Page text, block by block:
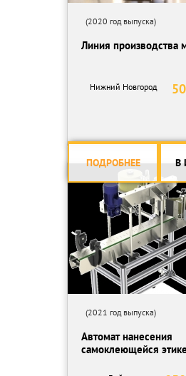
(2020 год выпуска)
Линия производства
Нижний Новгород
ПОДРОБНЕЕ В
(2021 год выпуска)
Автомат нанесения
самоклеющейся